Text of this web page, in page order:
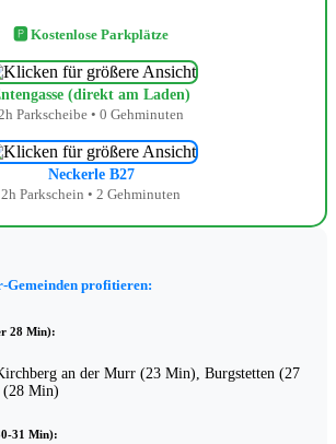
🅿️ Kostenlose Parkplätze
(direkt am Laden)
Parkscheibe • 0 Gehminuten
Neckerle B27
2h Parkschein • 2 Gehminuten
profitieren:
28 Min):
an der Murr (23 Min), Burgstetten (27
(28 Min)
31 Min):